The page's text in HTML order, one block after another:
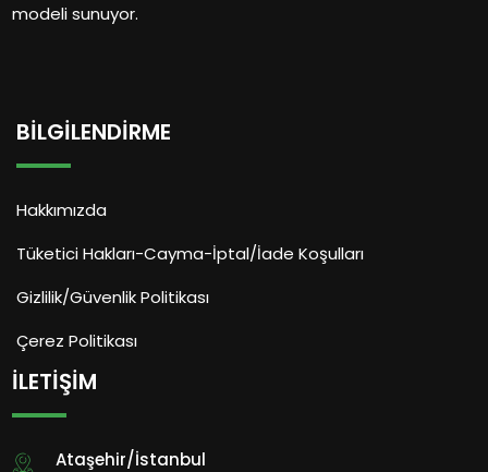
modeli sunuyor.
BILGILENDIRME
Hakkımızda
Tüketici Hakları-Cayma-İptal/İade Koşulları
Gizlilik/Güvenlik Politikası
Çerez Politikası
İLETIŞIM
Ataşehir/İstanbul